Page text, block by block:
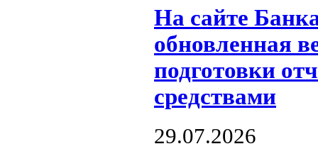
На сайте
обновленная
подготовки
средствами
29.07.2026